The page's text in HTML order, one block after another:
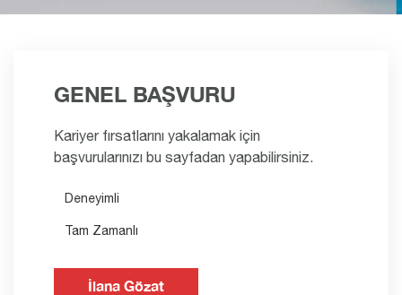
GENEL BAŞVURU
Kariyer fırsatlarını yakalamak için
başvurularınızı bu sayfadan yapabilirsiniz.
Deneyimli
Tam Zamanlı
İlana Gözat